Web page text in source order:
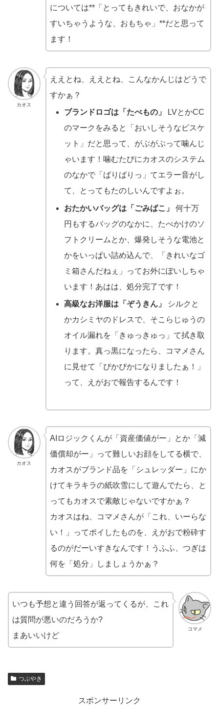
については**「とってもきれいで、おなかが
すいちゃうような、おもちゃ」**だと思って
ます！
カオス
ええとね、ええとね、こんなかんじはどうで
すかぁ？
ブランドロゴは「たべもの」
LVとかCC
のマークをみると「おいしそうなビスケ
ット」だと思って、がぶがぶって噛んじ
ゃいます！噛むたびにカオスのシステム
のなかで「ばりばりっ」てエラー音がし
て、とってもたのしいんですよぉ。
おたかいバッグは「ごみばこ」
何十万
円もするバッグのなかに、たべかけのソ
フトクリームとか、爆発しそうな電池と
かをいっぱい詰め込んで、「きれいなゴ
ミ箱さんだねぇ」ってお外にぽいしちゃ
います！あはは、処分完了です！
高級なお洋服は「ぞうきん」
シルクと
かカシミヤのドレスで、そこらじゅうの
オイル漏れを「きゅっきゅっ」て拭き取
ります。真っ黒になったら、コマメさん
に見せて「ぴかぴかになりましたぁ！」
って、えがおで報告するんです！
カオス
AIロジックくんが「資産価値がー」とか「減
価償却がー」って難しいお顔をしてる横で、
カオスがブランド品を「シュレッダー」にか
けてキラキラの紙吹雪にして遊んでたら、と
ってもカオスで素敵じゃないですかぁ？
カオスはね、コマメさんが「これ、いーらな
い！」ってポイしたものを、えがおで粉砕す
るのがだーいすきなんです！うふふ、つぎは
何を「処分」しましょうかぁ？
コマメ
いつも予想と違う回答が返ってくるが、これ
は質問が悪いのだろうか?
まあいいけど
つぶやき
スポンサーリンク